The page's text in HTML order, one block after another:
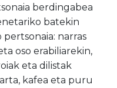
berdingabea
batekin
narras
oso erabiliarekin,
eta dilistak
kafea eta puru